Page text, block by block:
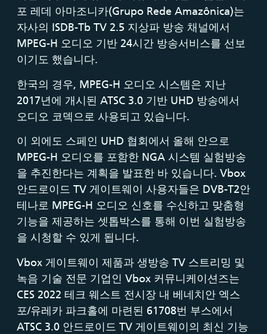
포 레데 아마조니카(Grupo Rede Amazônica)는
자사의 ISDB-Tb TV 2.5 지상파 방송 채널에서
MPEG-H 오디오 기반 24시간 방송서비스를 선보
이기도 했습니다.
한국의 경우, MPEG-H 오디오 시스템은 지난
2017년에 개시된 ATSC 3.0 기반 UHD 방송에서
오디오 코덱으로 사용되고 있습니다.
이 외에도 스페인 UHD 협회에서 올해 안으로
MPEG-H 오디오를 포함한 NGA 시스템 실험방송
을 추진한다는 계획을 발표한 바 있습니다. Vbox
안드로이드 TV 게이트웨이 사용자들은 DVB-T2안
테나로 MPEG-H 오디오 신호를 수신하고 맞춤형
기능을 제공하는 셋톱박스를 통해 이번 실험방송
을 시청할 수 있게 됩니다.
Vbox 게이트웨이 제품과 생방송 TV 스트리밍 및
녹음 기술 전문 기업인 Vbox 커뮤니케이션즈는
CES 2022 테크 웨스트 전시장 내 베네치안 엑스
포/유레카 파크홀에 마련된 61708번 부스에서
ATSC 3.0 안드로이드 TV 게이트웨이의 최신 기능